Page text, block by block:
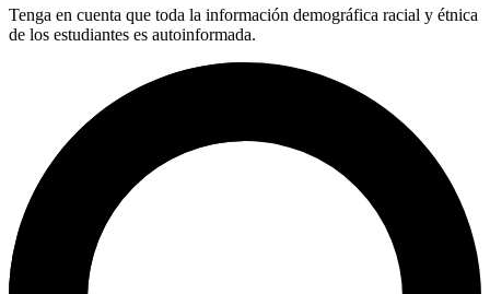
Tenga en cuenta que toda la información demográfica racial y étnica
de los estudiantes es autoinformada.